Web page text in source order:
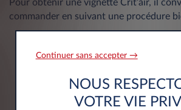
Pour obtenir une vignette Crit’air, il
commander en suivant une procédure
Commander.
reportant à la carte grise du
Payer la somme de 3,72 euros à
Continuer sans accepter →
NOUS
VOTRE VIE